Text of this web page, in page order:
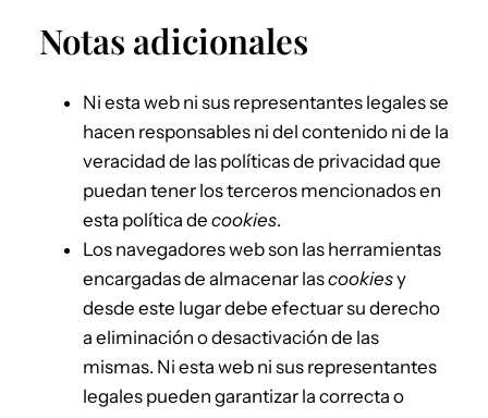
Notas adicionales
Ni esta web ni sus representantes legales se
hacen responsables ni del contenido ni de la
veracidad de las políticas de privacidad que
puedan tener los terceros mencionados en
esta política de cookies.
Los navegadores web son las herramientas
encargadas de almacenar lascookiesy
desde este lugar debe efectuar su derecho
a eliminación o desactivación de las
mismas. Ni esta web ni sus representantes
legales pueden garantizar la correcta o